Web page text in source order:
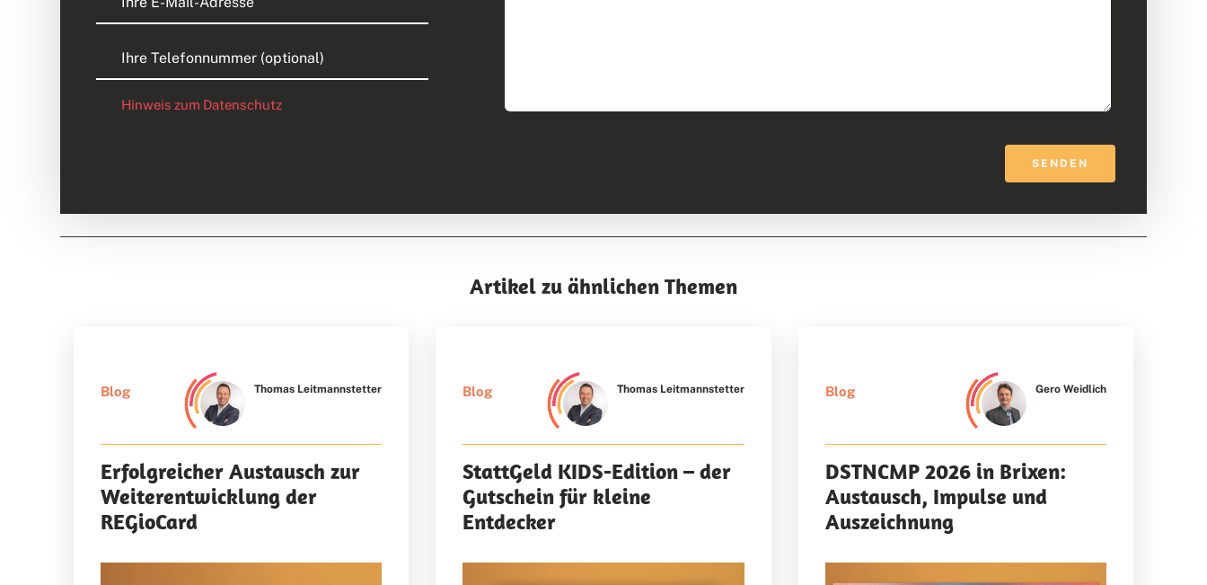
Hinweis zum Datenschutz
SENDEN
Artikel zu ähnlichen Themen
Blog Thomas Leitmannstetter
Erfolgreicher Austausch zur
Weiterentwicklung der
REGioCard
Blog Thomas Leitmannstetter
StattGeld KIDS-Edition – der
Gutschein für kleine
Entdecker
Blog Gero Weidlich
DSTNCMP 2026 in Brixen:
Austausch, Impulse und
Auszeichnung